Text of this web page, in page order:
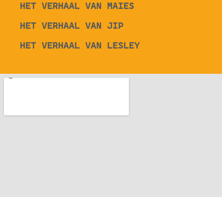
HET VERHAAL VAN MAIES
HET VERHAAL VAN JIP
HET VERHAAL VAN LESLEY